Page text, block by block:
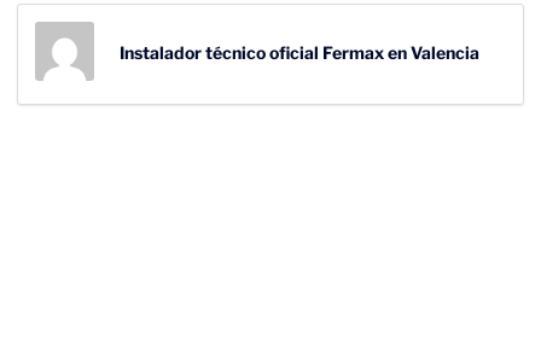
Instalador técnico oficial Fermax en Valencia